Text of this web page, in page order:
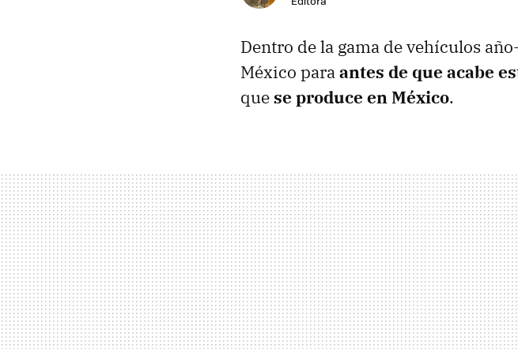
Dentro de la gama de vehículos
México paraantes de que acabe
quese produce en México.